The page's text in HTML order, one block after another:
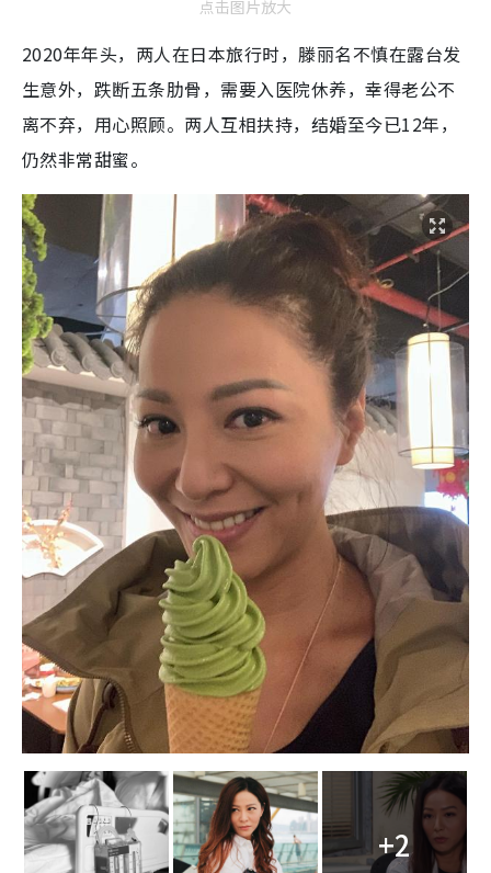
点击图片放大
2020年年头，两人在日本旅行时，滕丽名不慎在露台发
生意外，跌断五条肋骨，需要入医院休养，幸得老公不
离不弃，用心照顾。两人互相扶持，结婚至今已12年，
仍然非常甜蜜。
+2